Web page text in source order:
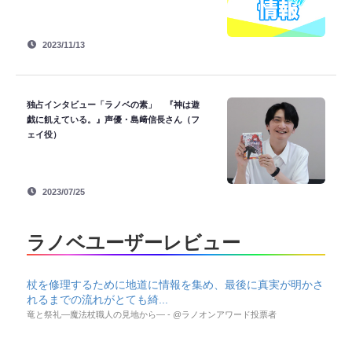
2023/11/13
独占インタビュー「ラノベの素」 『神は遊
戯に飢えている。』声優・島﨑信長さん（フ
ェイ役）
2023/07/25
ラノベユーザーレビュー
杖を修理するために地道に情報を集め、最後に真実が明かさ
れるまでの流れがとても綺...
竜と祭礼―魔法杖職人の見地から― - @ラノオンアワード投票者